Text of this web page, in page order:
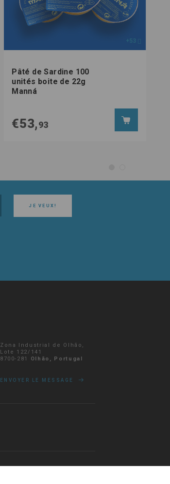
+53
Pâté de Sardine 100
unités boite de 22g
Manná
€53,93
JE VEUX!
Zona Industrial de Olhão,
Lote 122/141
8700-281 Olhão, Portugal
ENVOYER LE MESSAGE